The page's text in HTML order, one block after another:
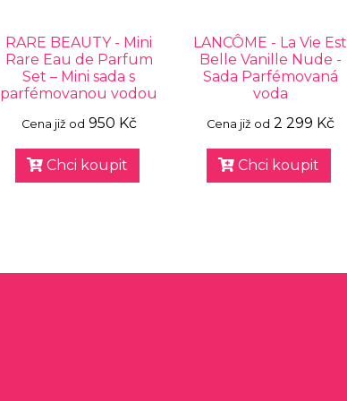
RARE BEAUTY - Mini
Rare Eau de Parfum
Set – Mini sada s
parfémovanou vodou
Cena již od 950 Kč
Chci koupit
LANCÔME - La Vie Est
Belle Vanille Nude -
Sada Parfémovaná
voda
Cena již od 2 299 Kč
Chci koupit